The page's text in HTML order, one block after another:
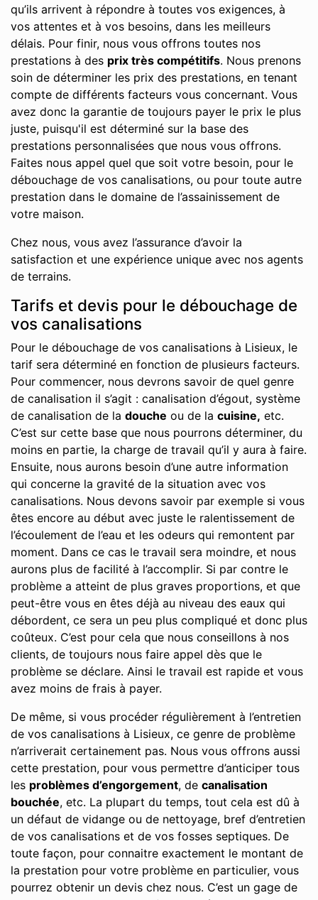
qu’ils arrivent à répondre à toutes vos exigences, à
vos attentes et à vos besoins, dans les meilleurs
délais. Pour finir, nous vous offrons toutes nos
prestations à des prix très compétitifs. Nous prenons
soin de déterminer les prix des prestations, en tenant
compte de différents facteurs vous concernant. Vous
avez donc la garantie de toujours payer le prix le plus
juste, puisqu'il est déterminé sur la base des
prestations personnalisées que nous vous offrons.
Faites nous appel quel que soit votre besoin, pour le
débouchage de vos canalisations, ou pour toute autre
prestation dans le domaine de l’assainissement de
votre maison.
Chez nous, vous avez l’assurance d’avoir la
satisfaction et une expérience unique avec nos agents
de terrains.
Tarifs et devis pour le débouchage de
vos canalisations
Pour le débouchage de vos canalisations à Lisieux, le
tarif sera déterminé en fonction de plusieurs facteurs.
Pour commencer, nous devrons savoir de quel genre
de canalisation il s’agit : canalisation d’égout, système
de canalisation de la douche ou de la cuisine, etc.
C’est sur cette base que nous pourrons déterminer, du
moins en partie, la charge de travail qu’il y aura à faire.
Ensuite, nous aurons besoin d’une autre information
qui concerne la gravité de la situation avec vos
canalisations. Nous devons savoir par exemple si vous
êtes encore au début avec juste le ralentissement de
l’écoulement de l’eau et les odeurs qui remontent par
moment. Dans ce cas le travail sera moindre, et nous
aurons plus de facilité à l’accomplir. Si par contre le
problème a atteint de plus graves proportions, et que
peut-être vous en êtes déjà au niveau des eaux qui
débordent, ce sera un peu plus compliqué et donc plus
coûteux. C’est pour cela que nous conseillons à nos
clients, de toujours nous faire appel dès que le
problème se déclare. Ainsi le travail est rapide et vous
avez moins de frais à payer.
De même, si vous procéder régulièrement à l’entretien
de vos canalisations à Lisieux, ce genre de problème
n’arriverait certainement pas. Nous vous offrons aussi
cette prestation, pour vous permettre d’anticiper tous
les problèmes d’engorgement, de canalisation
bouchée, etc. La plupart du temps, tout cela est dû à
un défaut de vidange ou de nettoyage, bref d’entretien
de vos canalisations et de vos fosses septiques. De
toute façon, pour connaitre exactement le montant de
la prestation pour votre problème en particulier, vous
pourrez obtenir un devis chez nous. C’est un gage de